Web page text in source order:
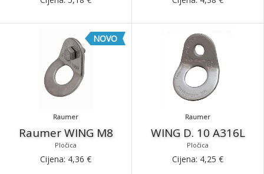
Raumer
Raumer WING M8
Pločica
NOVO
Cijena: 4,36 €
Raumer
WING D. 10 A316L
Pločica
Cijena: 4,25 €